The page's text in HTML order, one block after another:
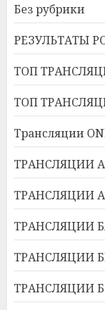
Без рубрики
РЕЗУЛЬТАТЫ
ТОП
ТОП
Трансляции
ТРАНСЛЯЦИИ
ТРАНСЛЯЦИИ
ТРАНСЛЯЦИИ
ТРАНСЛЯЦИИ
ТРАНСЛЯЦИИ